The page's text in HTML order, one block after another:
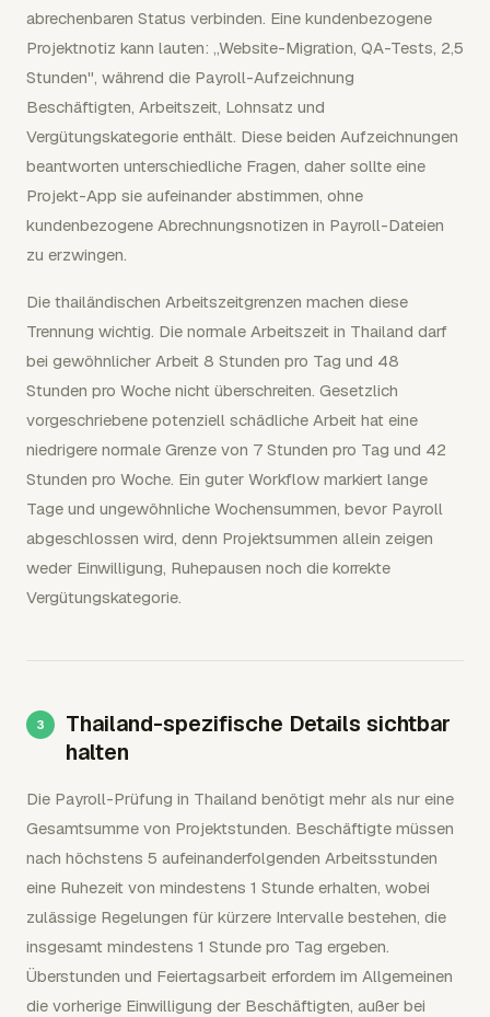
abrechenbaren Status verbinden. Eine kundenbezogene
Projektnotiz kann lauten: „Website-Migration, QA-Tests, 2,5
Stunden", während die Payroll-Aufzeichnung
Beschäftigten, Arbeitszeit, Lohnsatz und
Vergütungskategorie enthält. Diese beiden Aufzeichnungen
beantworten unterschiedliche Fragen, daher sollte eine
Projekt-App sie aufeinander abstimmen, ohne
kundenbezogene Abrechnungsnotizen in Payroll-Dateien
zu erzwingen.
Die thailändischen Arbeitszeitgrenzen machen diese
Trennung wichtig. Die normale Arbeitszeit in Thailand darf
bei gewöhnlicher Arbeit 8 Stunden pro Tag und 48
Stunden pro Woche nicht überschreiten. Gesetzlich
vorgeschriebene potenziell schädliche Arbeit hat eine
niedrigere normale Grenze von 7 Stunden pro Tag und 42
Stunden pro Woche. Ein guter Workflow markiert lange
Tage und ungewöhnliche Wochensummen, bevor Payroll
abgeschlossen wird, denn Projektsummen allein zeigen
weder Einwilligung, Ruhepausen noch die korrekte
Vergütungskategorie.
Thailand-spezifische Details sichtbar
halten
Die Payroll-Prüfung in Thailand benötigt mehr als nur eine
Gesamtsumme von Projektstunden. Beschäftigte müssen
nach höchstens 5 aufeinanderfolgenden Arbeitsstunden
eine Ruhezeit von mindestens 1 Stunde erhalten, wobei
zulässige Regelungen für kürzere Intervalle bestehen, die
insgesamt mindestens 1 Stunde pro Tag ergeben.
Überstunden und Feiertagsarbeit erfordern im Allgemeinen
die vorherige Einwilligung der Beschäftigten, außer bei